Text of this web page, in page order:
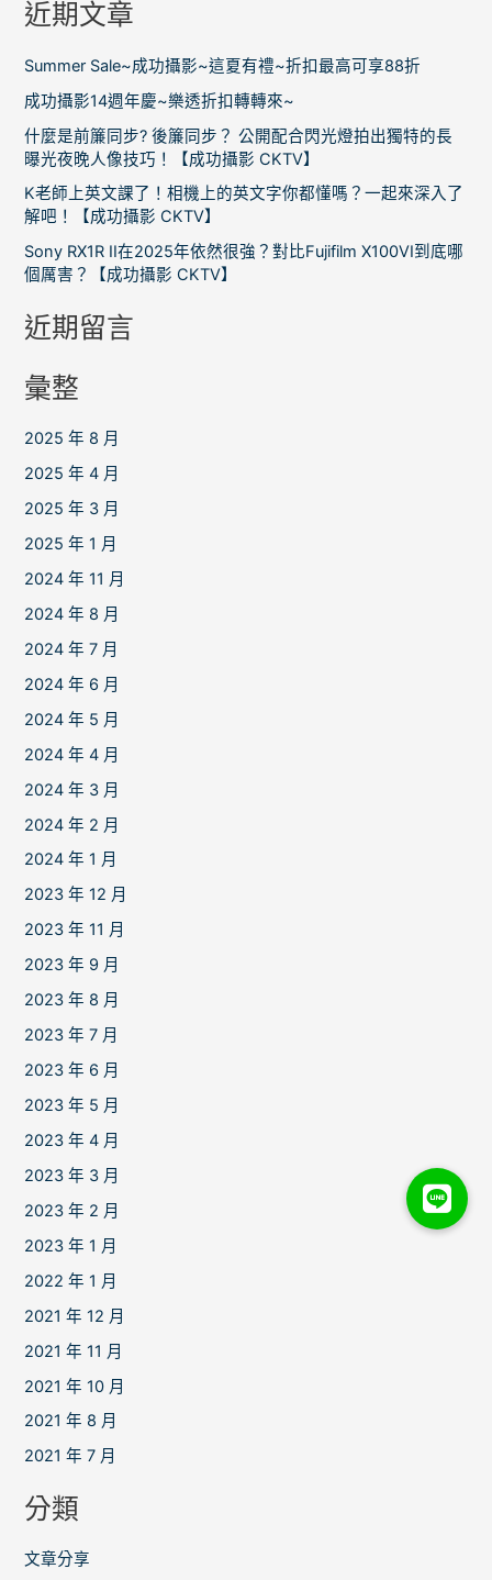
關
字
:
近期文章
Summer Sale~成功攝影~這夏有禮~折扣最高可享88折
成功攝影14週年慶~樂透折扣轉轉來~
什麼是前簾同步? 後簾同步？ 公開配合閃光燈拍出獨特的長
曝光夜晚人像技巧！【成功攝影 CKTV】
K老師上英文課了！相機上的英文字你都懂嗎？一起來深入了
解吧！【成功攝影 CKTV】
Sony RX1R II在2025年依然很強？對比Fujifilm X100VI到底哪
個厲害？【成功攝影 CKTV】
近期留言
彙整
2025 年 8 月
2025 年 4 月
2025 年 3 月
2025 年 1 月
2024 年 11 月
2024 年 8 月
2024 年 7 月
2024 年 6 月
2024 年 5 月
2024 年 4 月
2024 年 3 月
2024 年 2 月
2024 年 1 月
2023 年 12 月
2023 年 11 月
2023 年 9 月
2023 年 8 月
2023 年 7 月
2023 年 6 月
2023 年 5 月
2023 年 4 月
2023 年 3 月
2023 年 2 月
2023 年 1 月
2022 年 1 月
2021 年 12 月
2021 年 11 月
2021 年 10 月
2021 年 8 月
2021 年 7 月
分類
文章分享